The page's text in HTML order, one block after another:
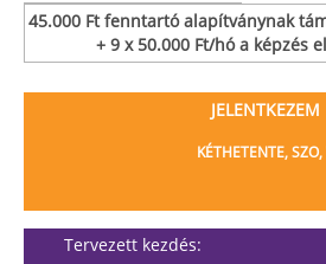
45.000 Ft fenntartó alapítványnak
+ 9 x 50.000 Ft/hó a képzés
JELENTKEZEM
KÉTHETENTE, SZO,
Tervezett kezdés: